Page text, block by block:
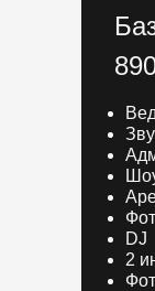
DJ
2